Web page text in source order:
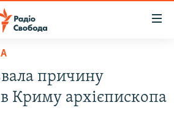
причину
Криму архієпископа